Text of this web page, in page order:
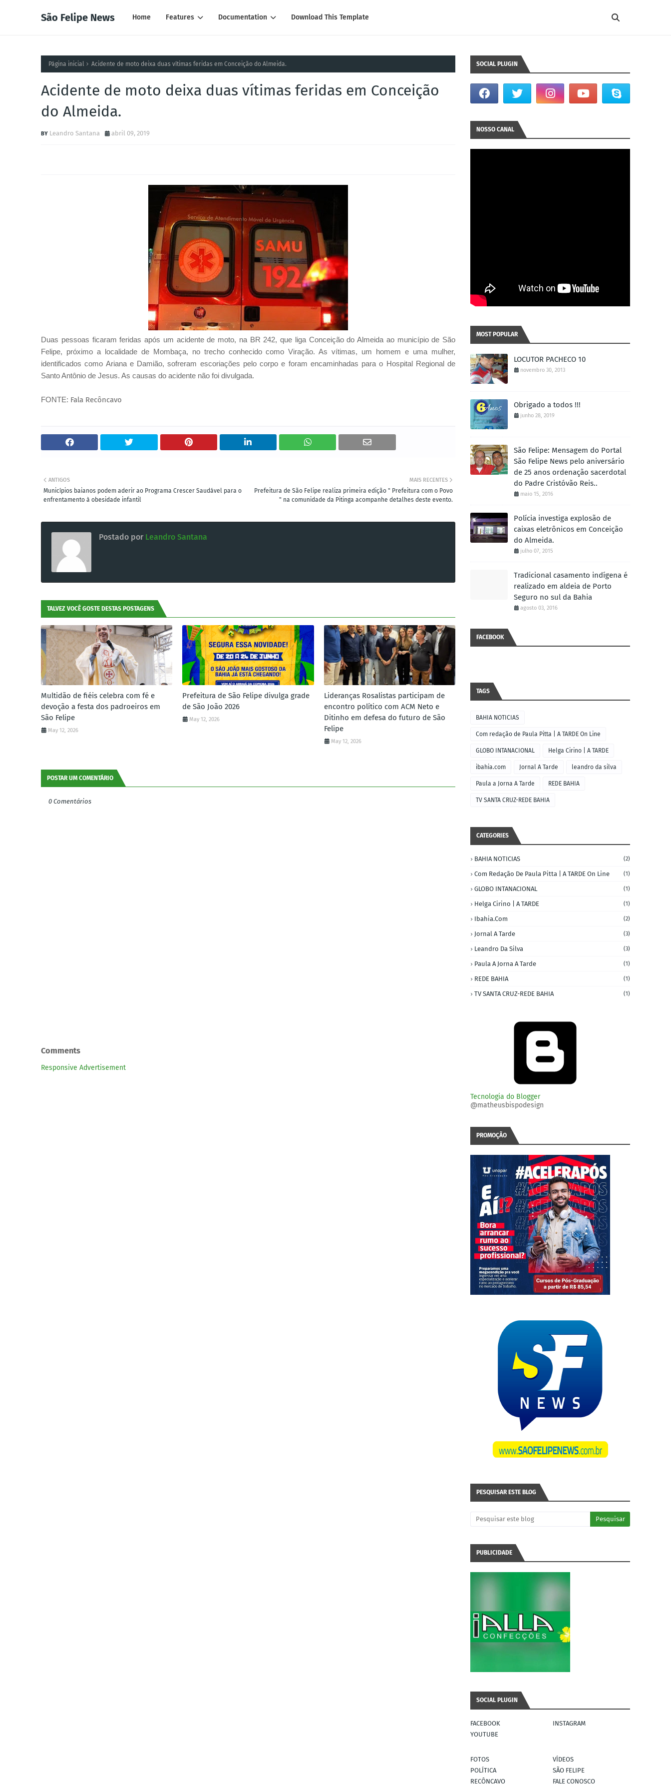
São Felipe News Home Features Documentation Download This Template
Página inicial Acidente de moto deixa duas vítimas feridas em Conceição do Almeida.
Acidente de moto deixa duas vítimas feridas em Conceição
do Almeida.
Leandro Santana abril 09, 2019
Duas pessoas ficaram feridas após um acidente de moto, na BR 242, que liga Conceição do Almeida ao município de São
Felipe, próximo a localidade de Mombaça, no trecho conhecido como Viração. As vítimas, um homem e uma mulher,
identificados como Ariana e Damião, sofreram escoriações pelo corpo e foram encaminhadas para o Hospital Regional de
Santo Antônio de Jesus. As causas do acidente não foi divulgada.
FONTE: Fala Recôncavo
MAIS RECENTES
Prefeitura de São Felipe realiza primeira edição " Prefeitura com o Povo
" na comunidade da Pitinga acompanhe detalhes deste evento.
ANTIGOS
Municípios baianos podem aderir ao Programa Crescer Saudável para o
enfrentamento à obesidade infantil
Postado por Leandro Santana
TALVEZ VOCÊ GOSTE DESTAS POSTAGENS
Multidão de fiéis celebra com fé e
devoção a festa dos padroeiros em
São Felipe
May 12, 2026
Prefeitura de São Felipe divulga grade
de São João 2026
May 12, 2026
Lideranças Rosalistas participam de
encontro político com ACM Neto e
Ditinho em defesa do futuro de São
Felipe
May 12, 2026
POSTAR UM COMENTÁRIO
0 Comentários
Comments
Responsive Advertisement
SOCIAL PLUGIN
NOSSO CANAL
MOST POPULAR
LOCUTOR PACHECO 10
novembro 30, 2013
Obrigado a todos !!!
junho 28, 2019
São Felipe: Mensagem do Portal
São Felipe News pelo aniversário
de 25 anos ordenação sacerdotal
do Padre Cristóvão Reis..
maio 15, 2016
Polícia investiga explosão de
caixas eletrônicos em Conceição
do Almeida.
julho 07, 2015
Tradicional casamento indígena é
realizado em aldeia de Porto
Seguro no sul da Bahia
agosto 03, 2016
FACEBOOK
TAGS
BAHIA NOTICIAS
Com redação de Paula Pitta | A TARDE On Line
GLOBO INTANACIONAL Helga Cirino | A TARDE
ibahia.com Jornal A Tarde leandro da silva
Paula a Jorna A Tarde REDE BAHIA
TV SANTA CRUZ-REDE BAHIA
CATEGORIES
BAHIA NOTICIAS (2)
Com Redação De Paula Pitta | A TARDE On Line (1)
GLOBO INTANACIONAL (1)
Helga Cirino | A TARDE (1)
Ibahia.com (2)
Jornal A Tarde (3)
Leandro Da Silva (3)
Paula A Jorna A Tarde (1)
REDE BAHIA (1)
TV SANTA CRUZ-REDE BAHIA (1)
Tecnologia do Blogger
@matheusbispodesign
PROMOÇÃO
PESQUISAR ESTE BLOG
PUBLICIDADE
SOCIAL PLUGIN
FACEBOOK
INSTAGRAM
YOUTUBE
FOTOS
VÍDEOS
POLÍTICA
SÃO FELIPE
RECÔNCAVO
FALE CONOSCO